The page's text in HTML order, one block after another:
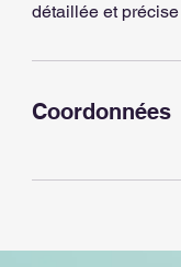
détaillée et
Coordonnées